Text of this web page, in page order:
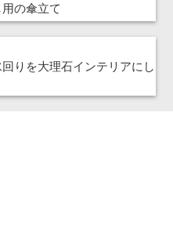
の傘立て
りを大理石インテリアにし